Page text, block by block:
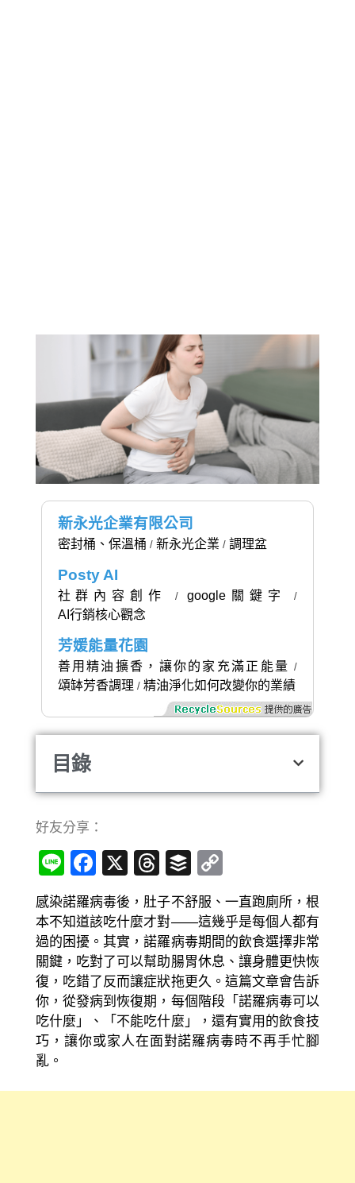
新永光企業有限公司
密封桶、保溫桶 / 新永光企業 / 調理盆
Posty AI
社群內容創作 / google關鍵字 /
AI行銷核心觀念
芳媛能量花園
善用精油擴香，讓你的家充滿正能量 /
頌缽芳香調理 / 精油淨化如何改變你的業績
目錄
好友分享：
LineFacebook
X Threads
Buffer
Link
感染諾羅病毒後，肚子不舒服、一直跑廁所，根
本不知道該吃什麼才對——這幾乎是每個人都有
過的困擾。其實，諾羅病毒期間的飲食選擇非常
關鍵，吃對了可以幫助腸胃休息、讓身體更快恢
復，吃錯了反而讓症狀拖更久。這篇文章會告訴
你，從發病到恢復期，每個階段「諾羅病毒可以
吃什麼」、「不能吃什麼」，還有實用的飲食技
巧，讓你或家人在面對諾羅病毒時不再手忙腳
亂。